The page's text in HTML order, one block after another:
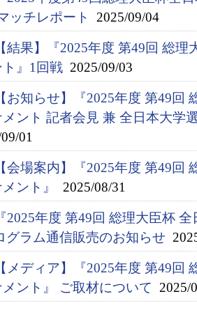
ッチレポート
2025/09/04
【結果】『2025年度 第49回 総
ト』1回戦 2025/09/03
【お知らせ】『2025年度 第49回
ント 記者会見 兼 全日本大学
01
【会場案内】『2025年度 第49回
ント』
2025/08/31
『2025年度 第49回 総理大臣杯
グラム通信販売のお知らせ
【メディア】『2025年度 第49回
ント』 ご取材について 2025/